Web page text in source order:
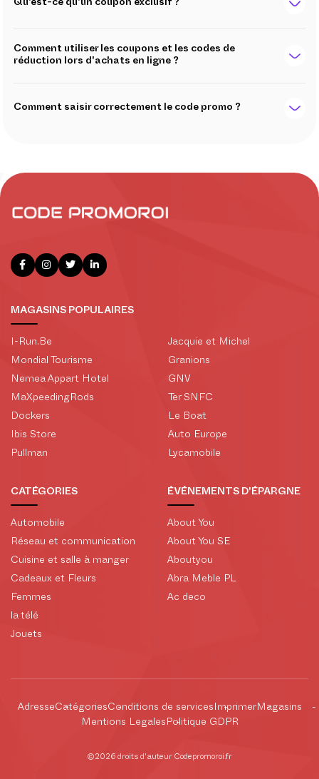
Qu'est-ce qu'un coupon exclusif ?
Comment utiliser les coupons et les codes de
réduction lors d'achats en ligne ?
Comment saisir correctement le code promo ?
MAGASINS POPULAIRES
I-Run.Be
Mondial Tourisme
Nemea Appart Hotel
MaXpeedingRods
Dockers
Ibis Store
Pullman
Jacquie et Michel
Granions
GNV
Ter SNFC
Le Boat
Auto Europe
Lycamobile
CATÉGORIES
Automobile
Réseau et communication
Cuisine et salle à manger
Cadeaux et Fleurs
Femmes
la télé
Jouets
ÉVÉNEMENTS D'ÉPARGNE
About You
About You SE
Aboutyou
Abra Meble PL
Ac deco
Adresse Catégories Conditions de services Imprimer Magasins
Mentions Legales Politique GDPR
©2026 droits d'auteur Codepromoroi.fr